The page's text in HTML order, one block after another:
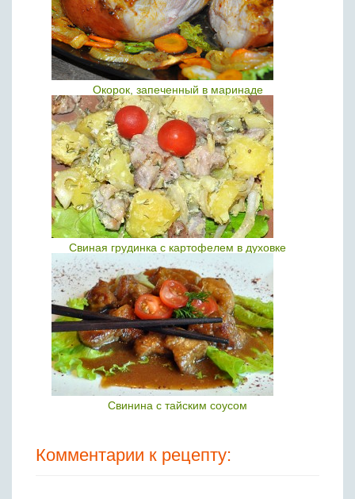
Окорок, запеченный в маринаде
Свиная грудинка с картофелем в духовке
Свинина с тайским соусом
Комментарии к рецепту: